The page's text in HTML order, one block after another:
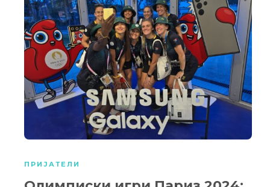
ПРИЈАТЕЛИ